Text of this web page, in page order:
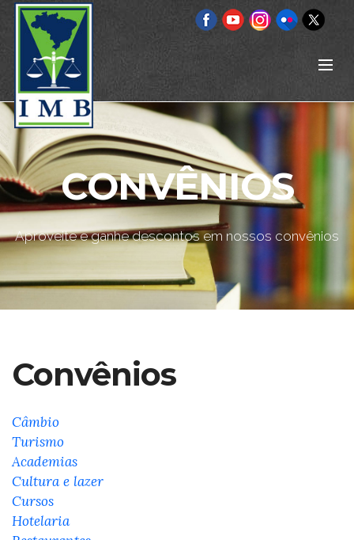
CONVÊNIOS
Aproveite e ganhe descontos em nossos convênios
Convênios
Câmbio
Turismo
Academias
Cultura e lazer
Cursos
Hotelaria